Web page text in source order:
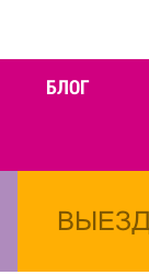
БЛОГ